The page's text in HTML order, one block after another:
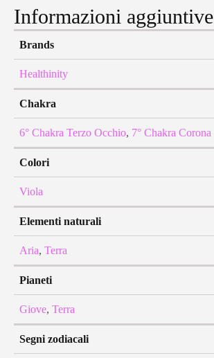
Informazioni aggiuntive
Brands
Healthinity
Chakra
6° Chakra Terzo Occhio, 7° Chakra Corona
Colori
Viola
Elementi naturali
Aria, Terra
Pianeti
Giove, Terra
Segni zodiacali